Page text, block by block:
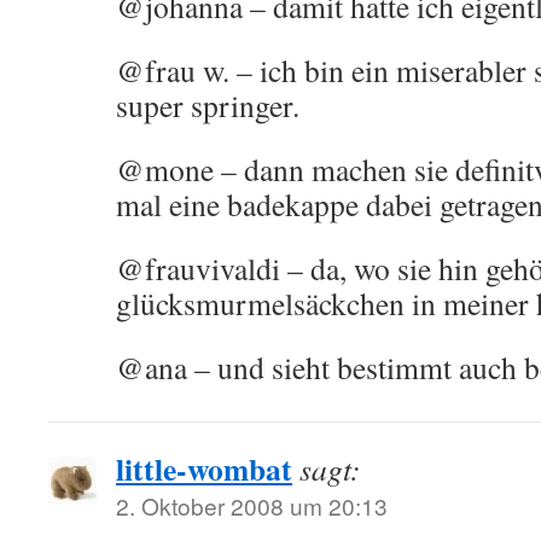
@frau w. – ich bin ein miserabler
super springer.
@mone – dann machen sie
mal eine badekappe dabei
@frauvivaldi – da, wo sie hin
glücksmurmelsäckchen in meiner
@ana – und sieht bestimmt auch
little-wombatsagt:
2. Oktober 2008 um 20:13